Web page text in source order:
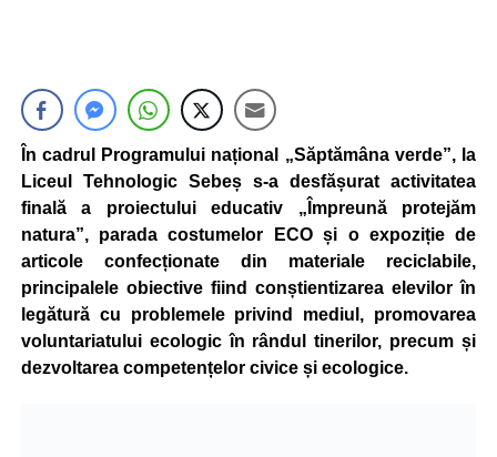
În cadrul Programului național „Săptămâna verde”, la
Liceul Tehnologic Sebeș s-a desfășurat activitatea
finală a proiectului educativ „Împreună protejăm
natura”, parada costumelor ECO și o expoziție de
articole confecționate din materiale reciclabile,
principalele obiective fiind conștientizarea elevilor în
legătură cu problemele privind mediul, promovarea
voluntariatului ecologic în rândul tinerilor, precum și
dezvoltarea competențelor civice și ecologice.